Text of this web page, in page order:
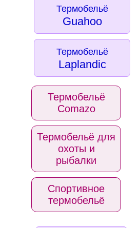
Термобельё
Comazo
Термобельё для
охоты и
рыбалки
Спортивное
термобельё
Термобельё
Guahoo
Термобельё
Laplandic